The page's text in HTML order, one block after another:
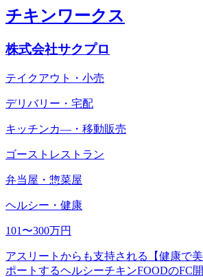
チキンワークス
株式会社サクプロ
テイクアウト・小売
デリバリー・宅配
キッチンカ―・移動販売
ゴーストレストラン
弁当屋・惣菜屋
ヘルシー・健康
101〜300万円
アスリートからも支持される【健康で
ポートするヘルシーチキンFOODのFC